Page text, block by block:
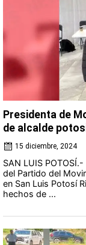
Presidenta de
de alcalde
15 diciembre, 2024
SAN LUIS
del Partido del
en San Luis Potosí
hechos de ...